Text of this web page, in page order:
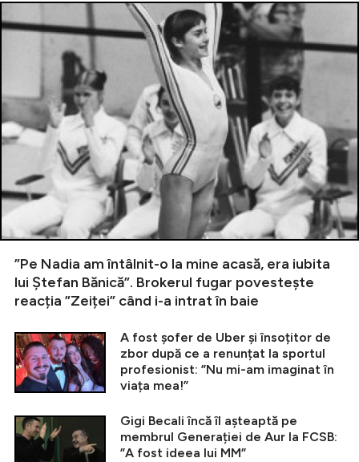
”Pe Nadia am întâlnit-o la mine acasă, era iubita
lui Ștefan Bănică”. Brokerul fugar povestește
reacția ”Zeiței” când i-a intrat în baie
A fost șofer de Uber și însoțitor de
zbor după ce a renunțat la sportul
profesionist: ”Nu mi-am imaginat în
viața mea!”
Gigi Becali încă îl așteaptă pe
membrul Generației de Aur la FCSB:
”A fost ideea lui MM”